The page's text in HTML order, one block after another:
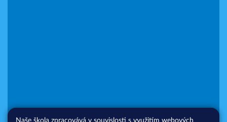
Naše škola zpracovává v souvislosti s využitím webových